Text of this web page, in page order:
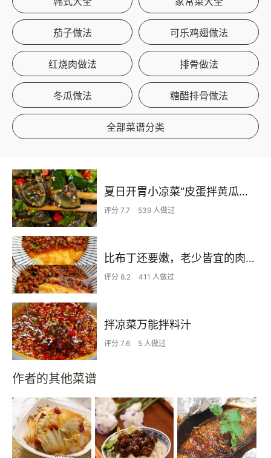
茄子做法 可乐鸡翅做法
红烧肉做法 排骨做法
冬瓜做法 糖醋排骨做法
全部菜谱分类
夏日开胃小凉菜“皮蛋拌黄瓜🥒”开胃减脂
评分 7.7 539 人做过
比布丁还要嫩，老少皆宜的肉沫蒸蛋
评分 8.2 411 人做过
拌凉菜万能拌料汁
评分 7.6 5 人做过
作者的其他菜谱